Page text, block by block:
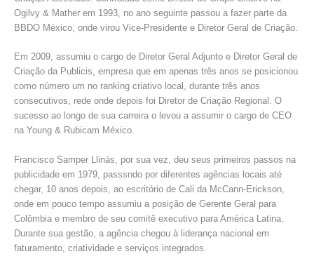
Ogilvy & Mather em 1993, no ano seguinte passou a fazer parte da
BBDO México, onde virou Vice-Presidente e Diretor Geral de Criação.
Em 2009, assumiu o cargo de Diretor Geral Adjunto e Diretor Geral de
Criação da Publicis, empresa que em apenas três anos se posicionou
como número um no ranking criativo local, durante três anos
consecutivos, rede onde depois foi Diretor de Criação Regional. O
sucesso ao longo de sua carreira o levou a assumir o cargo de CEO
na Young & Rubicam México.
Francisco Samper Llinás, por sua vez, deu seus primeiros passos na
publicidade em 1979, passsndo por diferentes agências locais até
chegar, 10 anos depois, ao escritório de Cali da McCann-Erickson,
onde em pouco tempo assumiu a posição de Gerente Geral para
Colômbia e membro de seu comitê executivo para América Latina.
Durante sua gestão, a agência chegou à liderança nacional em
faturamento, criatividade e serviços integrados.